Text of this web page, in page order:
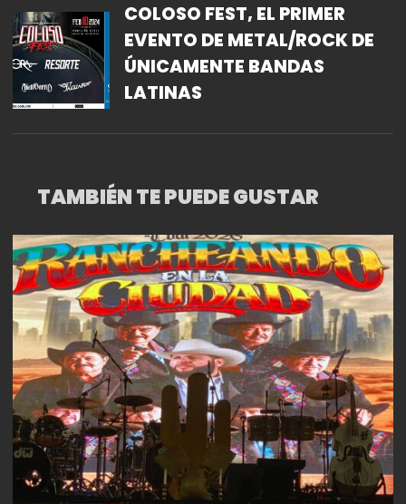
COLOSO FEST, EL PRIMER
EVENTO DE METAL/ROCK DE
ÚNICAMENTE BANDAS
LATINAS
TAMBIÉN TE PUEDE GUSTAR